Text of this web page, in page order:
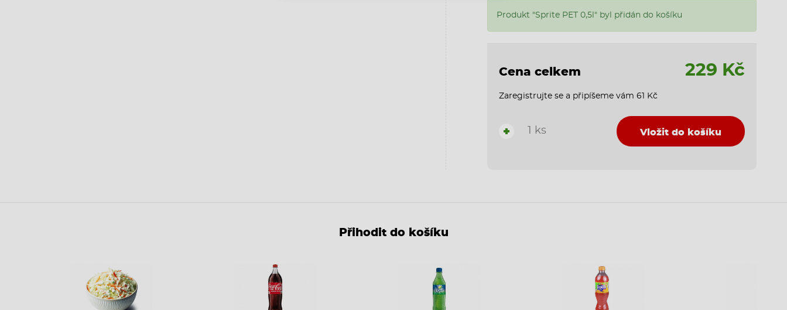
Produkt "Sprite PET 0,5l" byl přidán do košíku
Cena celkem 229 Kč
Zaregistrujte se a připíšeme vám 61 Kč
+ 1 ks Vložit do košíku
Přihodit do košíku